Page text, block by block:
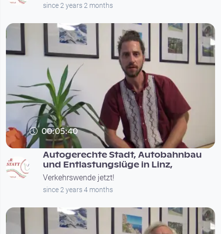
since 2 years 2 months
00:05:40
Autogerechte Stadt, Autobahnbau
und Entlastungslüge in Linz,
Verkehrswende jetzt!
since 2 years 4 months